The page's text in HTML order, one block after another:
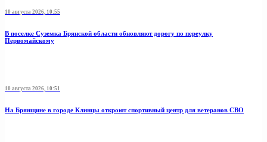
10 августа 2026, 10:55
В поселке Суземка Брянской области обновляют дорогу по переулку
Первомайскому
10 августа 2026, 10:51
На Брянщине в городе Клинцы откроют спортивный центр для ветеранов СВО